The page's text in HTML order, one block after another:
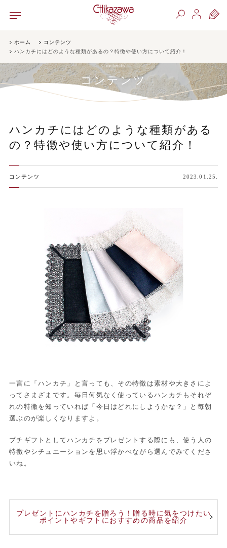
ホーム
コンテンツ
ハンカチにはどのような種類があるの？特徴や使い方について紹介！
Contents
コンテンツ
ハンカチにはどのような種類がある
の？特徴や使い方について紹介！
コンテンツ 2023.01.25.
一言に「ハンカチ」と言っても、その特徴は素材や大きさによ
ってさまざまです。毎日何気なく使っているハンカチもそれぞ
れの特徴を知っていれば「今日はどれにしようかな？」と毎朝
選ぶのが楽しくなりますよ。
プチギフトとしてハンカチをプレゼントする際にも、使う人の
特徴やシチュエーションを思い浮かべながら選んでみてくださ
いね。
プレゼントにハンカチを贈ろう！贈る時に気をつけたい
ポイントやギフトにおすすめの商品を紹介